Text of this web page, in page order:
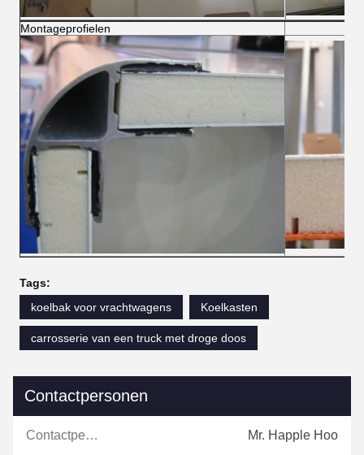
Montageprofielen
Tags:
koelbak voor vrachtwagens
Koelkasten
carrosserie van een truck met droge doos
Contactpersonen
Contactpersonen: Mr. Happle Hoo